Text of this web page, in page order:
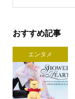
おすすめ記事
エンタメ